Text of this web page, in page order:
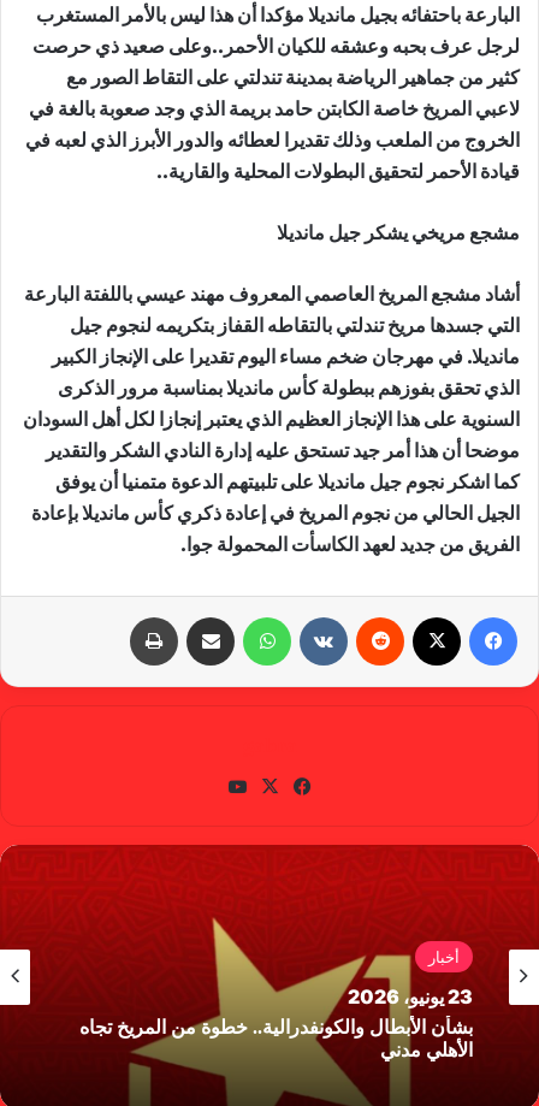
البارعة باحتفائه بجيل مانديلا مؤكدا أن هذا ليس بالأمر المستغرب
لرجل عرف بحبه وعشقه للكيان الأحمر..وعلى صعيد ذي حرصت
كثير من جماهير الرياضة بمدينة تندلتي على التقاط الصور مع
لاعبي المريخ خاصة الكابتن حامد بريمة الذي وجد صعوبة بالغة في
الخروج من الملعب وذلك تقديرا لعطائه والدور الأبرز الذي لعبه في
قيادة الأحمر لتحقيق البطولات المحلية والقارية..
مشجع مريخي يشكر جيل مانديلا
أشاد مشجع المريخ العاصمي المعروف مهند عيسي باللفتة البارعة
التي جسدها مريخ تندلتي بالتقاطه القفاز بتكريمه لنجوم جيل
مانديلا. في مهرجان ضخم مساء اليوم تقديرا على الإنجاز الكبير
الذي تحقق بفوزهم ببطولة كأس مانديلا بمناسبة مرور الذكرى
السنوية على هذا الإنجاز العظيم الذي يعتبر إنجازا لكل أهل السودان
موضحا أن هذا أمر جيد تستحق عليه إدارة النادي الشكر والتقدير
كما اشكر نجوم جيل مانديلا على تلبيتهم الدعوة متمنيا أن يوفق
الجيل الحالي من نجوم المريخ في إعادة ذكري كأس مانديلا بإعادة
الفريق من جديد لعهد الكاسأت المحمولة جوا.
واتساب
في
وك
X
أخبار
23 يونيو، 2026
بشأن الأبطال والكونفدرالية.. خطوة من المريخ تجاه
الأهلي مدني